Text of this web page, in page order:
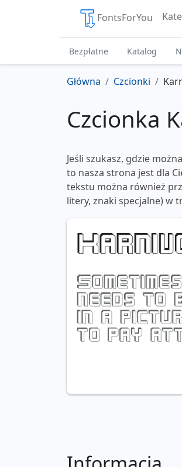
FontsForYou
Bezpłatne Katalog
Główna Czcionki
Czcionka
Jeśli szukasz, gdzie
to nasza strona jest dla
tekstu można również
litery, znaki specjalne) w